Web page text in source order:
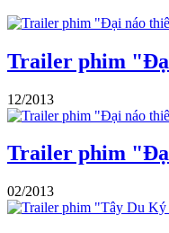
Trailer phim
12/2013
Trailer phim
02/2013